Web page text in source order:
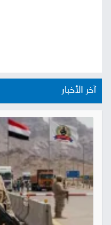
آخر الأخبار